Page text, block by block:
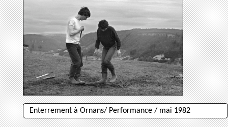
Enterrement à Ornans/ Performance / mai 1982